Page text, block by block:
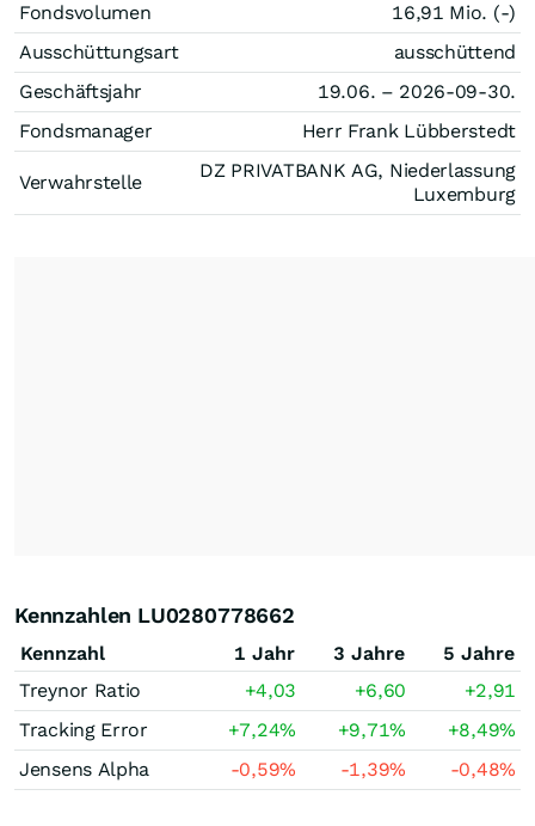
Fondsvolumen
16,91 Mio. (-)
Ausschüttungsart
ausschüttend
Geschäftsjahr
19.06. – 2026-09-30.
Fondsmanager
Herr Frank Lübberstedt
Verwahrstelle
DZ PRIVATBANK AG, Niederlassung
Luxemburg
Kennzahlen LU0280778662
Kennzahl 1 Jahr 3 Jahre
5 Jahre
Treynor Ratio
+4,03 +6,60
+2,91
Tracking Error
+7,24% +9,71% +8,49%
Jensens Alpha
-0,59% -1,39% -0,48%